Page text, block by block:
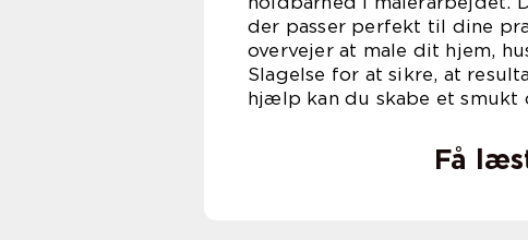
der passer perfekt til dine
overvejer at male dit hjem,
Slagelse for at sikre, at
hjælp kan du skabe et smukt
Få